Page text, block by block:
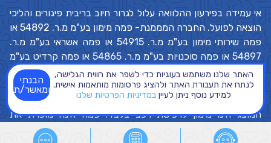
אי עמידה בפירעון ההלוואה עלול לגרור חיוב בריבית פיגורים והליכי
הוצאה לפועל. החברה המממנת- פמה מימון בע"מ מ.ר. 54892 או
פמה שירותי מימון בע"מ מ.ר. 54915 או פמה אשראי בע"מ מ.ר.
54897 או פמה סוכנויות בע"מ מ.ר. 54865 או פמה קרדיט בע"מ
מ.ר. 54898 ("
פמה "). הצעת ההלוואה תינתן בכפוף לעמידה
בתנאי החיתום, בהתאם לנתוניו האישיים של כל לקוח, בכפוף
לשיקול הדעת הבלעדי ולתנאים שיקבעו על ידי פמה.השירות
המוצג הינו מימון לרכישת רכב בלבד. פמה אינה מוכרת את
הרכבים ואינה נושאת באחריות בכל הקשור לכלי הרכב. תנאי
האתר שלנו משתמש בעוגיות כדי לשפר את חווית הגלישה,
לנתח את תעבורת האתר ולהציג פרסומות מותאמות אישית.
למידע נוסף ניתן לעיין במדיניות הפרטיות שלנו
הבנתי
ומאשר/ת